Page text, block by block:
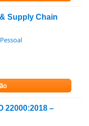
Supply Chain
22000:2018 –